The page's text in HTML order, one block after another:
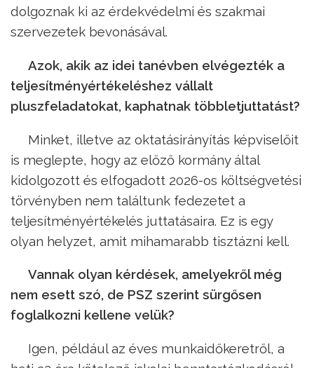
dolgoznak ki az érdekvédelmi és szakmai
szervezetek bevonásával.
Azok, akik az idei tanévben elvégezték a
teljesítményértékeléshez vállalt
pluszfeladatokat, kaphatnak többletjuttatást?
Minket, illetve az oktatásirányítás képviselőit
is meglepte, hogy az előző kormány által
kidolgozott és elfogadott 2026-os költségvetési
törvényben nem találtunk fedezetet a
teljesítményértékelés juttatásaira. Ez is egy
olyan helyzet, amit mihamarabb tisztázni kell.
Vannak olyan kérdések, amelyekről még
nem esett szó, de PSZ szerint sürgősen
foglalkozni kellene velük?
Igen, például az éves munkaidőkeretről, a